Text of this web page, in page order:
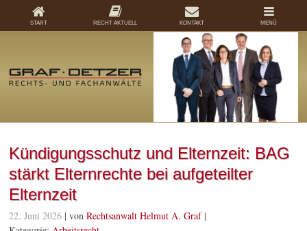
Kündigungsschutz und Elternzeit: BAG
stärkt Elternrechte bei aufgeteilter
Elternzeit
22. Juni 2026 | vonRechtsanwalt Helmut A. Graf|
START RECHT AKTUELL KONTAKT MENÜ